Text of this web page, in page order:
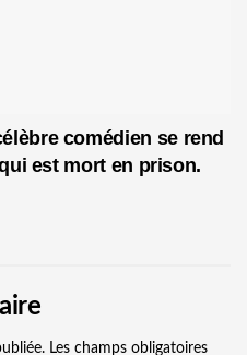
comédien se rend
est mort en prison.
Les champs obligatoires